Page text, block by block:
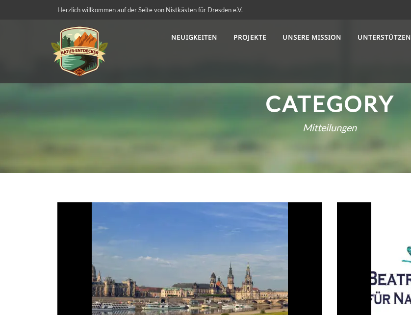
Herzlich willkommen auf der Seite von Nistkästen für Dresden e.V.
NEUIGKEITEN PROJEKTE UNSERE MISSION UNTERSTÜTZEN
CATEGORY
Mitteilungen